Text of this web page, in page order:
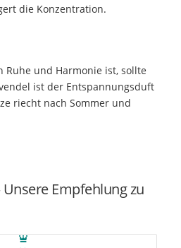
die Konzentration.
Ruhe und Harmonie ist, sollte
ist der Entspannungsduft
riecht nach Sommer und
Empfehlung zu